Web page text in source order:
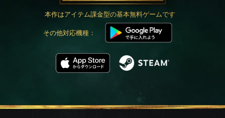
本作はアイテム課金型の基本無料ゲームです
その他対応機種：